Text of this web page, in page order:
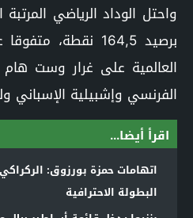
برصيد 164,5
العالمية على غرار وست هام
الفرنسي وإشبيلية الإسباني
اقرأ أيضا...
اتهامات حمزة بورزوق:
البطولة الاحترافية